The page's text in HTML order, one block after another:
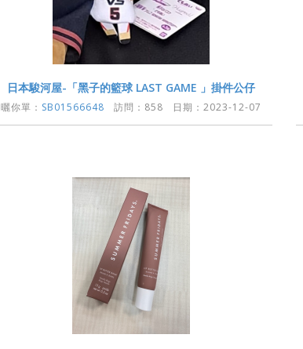
日本駿河屋-「黑子的籃球 LAST GAME 」掛件公仔
曬你單： SB01566648 訪問：858 日期：2023-12-07